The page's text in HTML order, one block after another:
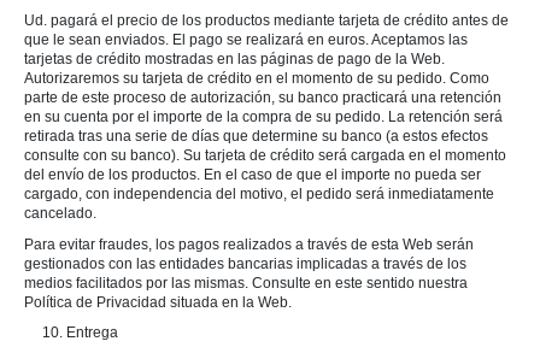
Ud. pagará el precio de los productos mediante tarjeta de crédito antes de
que le sean enviados. El pago se realizará en euros. Aceptamos las
tarjetas de crédito mostradas en las páginas de pago de la Web.
Autorizaremos su tarjeta de crédito en el momento de su pedido. Como
parte de este proceso de autorización, su banco practicará una retención
en su cuenta por el importe de la compra de su pedido. La retención será
retirada tras una serie de días que determine su banco (a estos efectos
consulte con su banco). Su tarjeta de crédito será cargada en el momento
del envío de los productos. En el caso de que el importe no pueda ser
cargado, con independencia del motivo, el pedido será inmediatamente
cancelado.
Para evitar fraudes, los pagos realizados a través de esta Web serán
gestionados con las entidades bancarias implicadas a través de los
medios facilitados por las mismas. Consulte en este sentido nuestra
Política de Privacidad situada en la Web.
10. Entrega